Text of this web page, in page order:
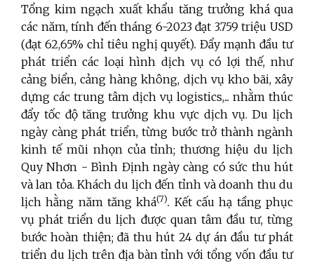
Tổng kim ngạch xuất khẩu tăng trưởng khá qua
các năm, tính đến tháng 6-2023 đạt 3.759 triệu USD
(đạt 62,65% chỉ tiêu nghị quyết).Đẩy mạnh đầu tư
phát triển các loại hình dịch vụ có lợi thế, như
cảng biển, cảng hàng không, dịch vụ kho bãi, xây
dựng các trung tâm dịch vụ logistics,... nhằm thúc
đẩy tốc độ tăng trưởng khu vực dịch vụ. Du lịch
ngày càng phát triển, từng bước trở thành ngành
kinh tế mũi nhọn của tỉnh; thương hiệu du lịch
Quy Nhơn - Bình Định ngày càng có sức thu hút
và lan tỏa. Khách du lịch đến tỉnh và doanh thu du
lịch hằng năm tăng khá(7). Kết cấu hạ tầng phục
vụ phát triển du lịch được quan tâm đầu tư, từng
bước hoàn thiện; đã thu hút 24 dự án đầu tư phát
triển du lịch trên địa bàn tỉnh với tổng vốn đầu tư